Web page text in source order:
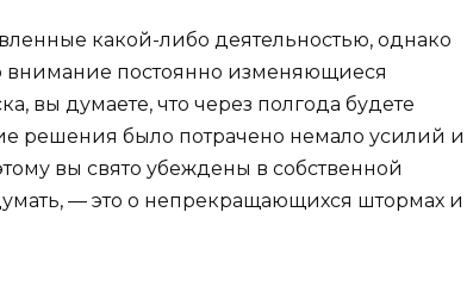
какой-либо деятельностью, однако
постоянно изменяющиеся
вы думаете, что через полгода будете
решения было потрачено немало усилий и
вы свято убеждены в собственной
— это о непрекращающихся штормах и